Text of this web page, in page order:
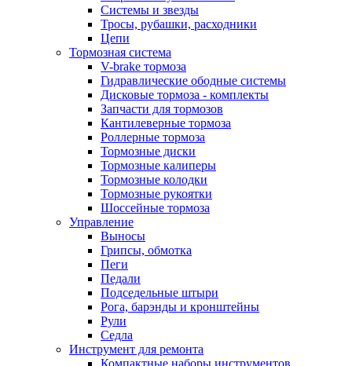
Системы и звезды
Тросы, рубашки, расходники
Цепи
Тормозная система
V-brake тормоза
Гидравлические ободные системы
Дисковые тормоза - комплекты
Запчасти для тормозов
Кантилеверные тормоза
Роллерные тормоза
Тормозные диски
Тормозные калиперы
Тормозные колодки
Тормозные рукоятки
Шоссейные тормоза
Управление
Выносы
Грипсы, обмотка
Пеги
Педали
Подседельные штыри
Рога, барэнды и кронштейны
Рули
Седла
Инструмент для ремонта
Компактные наборы инструментов